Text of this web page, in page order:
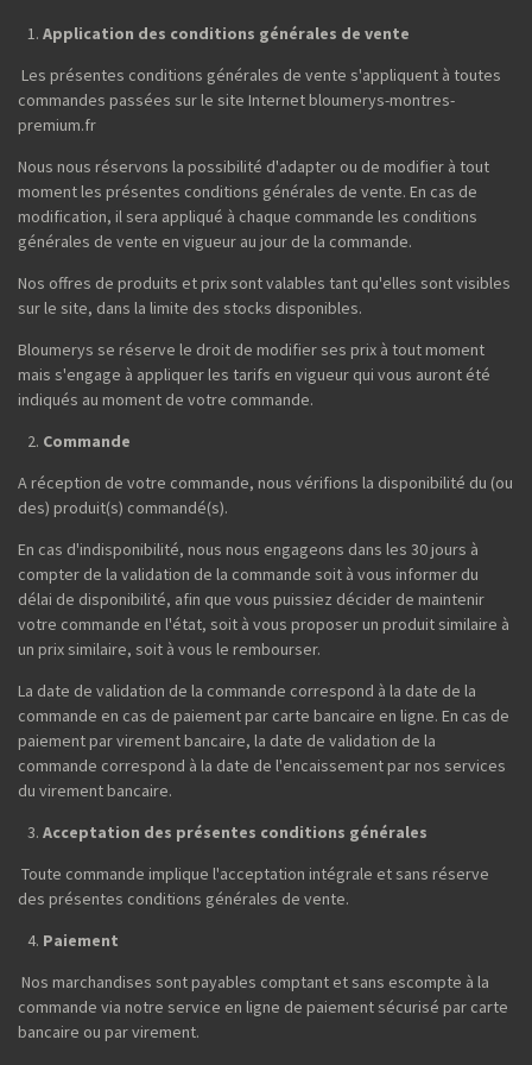
Application des conditions générales de vente
Les présentes conditions générales de vente s'appliquent à toutes
commandes passées sur le site Internet bloumerys-montres-
premium.fr
Nous nous réservons la possibilité d'adapter ou de modifier à tout
moment les présentes conditions générales de vente. En cas de
modification, il sera appliqué à chaque commande les conditions
générales de vente en vigueur au jour de la commande.
Nos offres de produits et prix sont valables tant qu'elles sont visibles
sur le site, dans la limite des stocks disponibles.
Bloumerys se réserve le droit de modifier ses prix à tout moment
mais s'engage à appliquer les tarifs en vigueur qui vous auront été
indiqués au moment de votre commande.
Commande
A réception de votre commande, nous vérifions la disponibilité du (ou
des) produit(s) commandé(s).
En cas d'indisponibilité, nous nous engageons dans les 30 jours à
compter de la validation de la commande soit à vous informer du
délai de disponibilité, afin que vous puissiez décider de maintenir
votre commande en l'état, soit à vous proposer un produit similaire à
un prix similaire, soit à vous le rembourser.
La date de validation de la commande correspond à la date de la
commande en cas de paiement par carte bancaire en ligne. En cas de
paiement par virement bancaire, la date de validation de la
commande correspond à la date de l'encaissement par nos services
du virement bancaire.
Acceptation des présentes conditions générales
Toute commande implique l'acceptation intégrale et sans réserve
des présentes conditions générales de vente.
Paiement
Nos marchandises sont payables comptant et sans escompte à la
commande via notre service en ligne de paiement sécurisé par carte
bancaire ou par virement.